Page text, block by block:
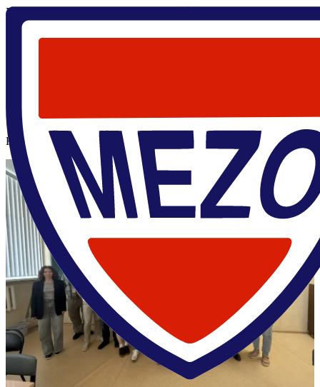
Главная
д.ф.-м.н.
Новости